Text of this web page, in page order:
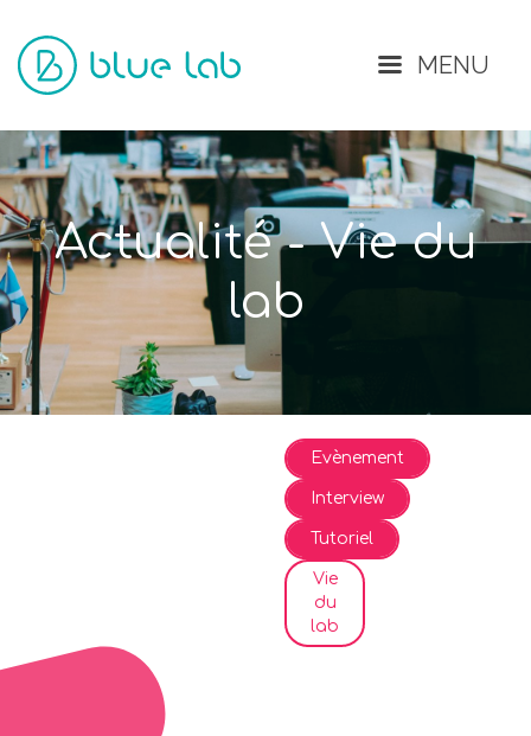
MENU
Actualité - Vie du
lab
Evènement
Interview
Tutoriel
Vie
du
lab